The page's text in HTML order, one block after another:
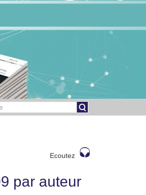
Ecoutez
par auteur